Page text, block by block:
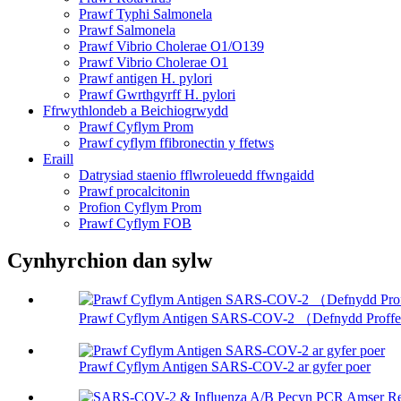
Prawf Typhi Salmonela
Prawf Salmonela
Prawf Vibrio Cholerae O1/O139
Prawf Vibrio Cholerae O1
Prawf antigen H. pylori
Prawf Gwrthgyrff H. pylori
Ffrwythlondeb a Beichiogrwydd
Prawf Cyflym Prom
Prawf cyflym ffibronectin y ffetws
Eraill
Datrysiad staenio fflwroleuedd ffwngaidd
Prawf procalcitonin
Profion Cyflym Prom
Prawf Cyflym FOB
Cynhyrchion dan sylw
Prawf Cyflym Antigen SARS-COV-2 （Defnydd
Prawf Cyflym Antigen SARS-COV-2 ar gyfer poer